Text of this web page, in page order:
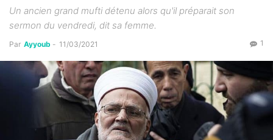
Un ancien grand mufti détenu alors qu'il préparait son
sermon du vendredi, dit sa femme.
Par Ayyoub - 11/03/2021 1